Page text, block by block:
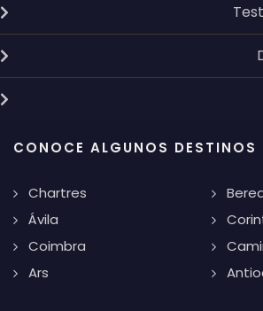
CONOCE ALGUNOS DESTINOS
Chartres
Ávila
Coimbra
Ars